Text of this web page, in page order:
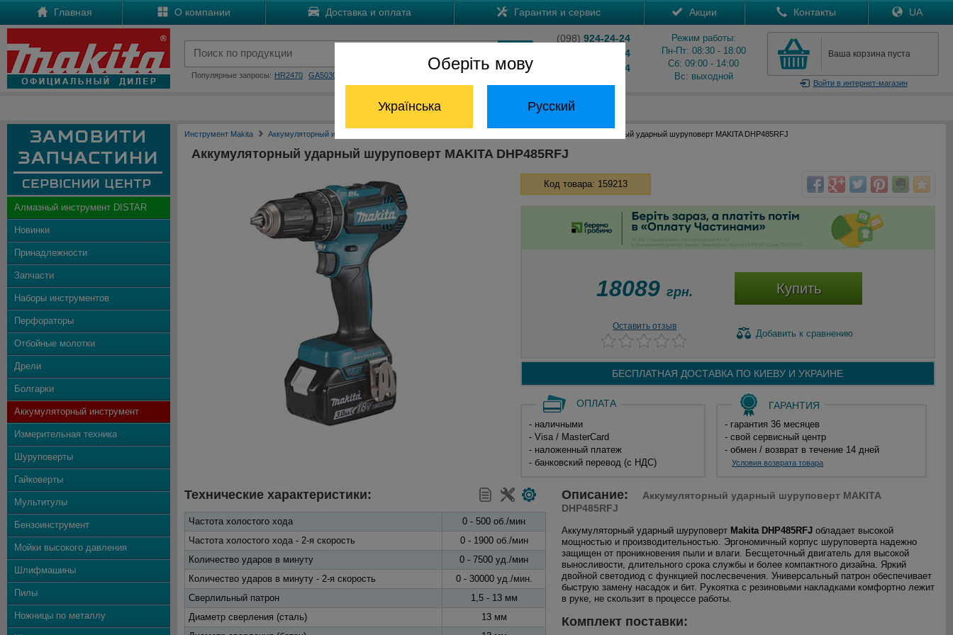
Оберіть мову
Українська Русский
Главная О компании Доставка и оплата Гарантия и сервис Акции Контакты UA
Популярные запросы: HR2470 GA5030
(098) 924-24-24
204-24-24
824-24-24
Режим работы:
Пн-Пт: 08:30 - 18:00
Сб: 09:00 - 14:00
Вс: выходной
Ваша корзина пуста
Войтив интернет-магазин
Отдел запчастей: (068) 824-24-24
Алмазный инструмент DISTAR
Новинки
Принадлежности
Запчасти
Наборы инструментов
Перфораторы
Отбойные молотки
Дрели
Болгарки
Аккумуляторный инструмент
Измерительная техника
Шуруповерты
Гайковерты
Мультитулы
Бензоинструмент
Мойки высокого давления
Шлифмашины
Пилы
Ножницы по металлу
Инструмент Makita Аккумуляторный инструмент Макита Аккумуляторный ударный шуруповерт MAKITA DHP485RFJ
Аккумуляторный ударный шуруповерт MAKITA DHP485RFJ
Код товара: 159213
18089грн. Купить
Оставить отзыв
Добавить к сравнению
БЕСПЛАТНАЯ ДОСТАВКА ПО КИЕВУ И УКРАИНЕ
ОПЛАТА
- наличными
- Visa / MasterCard
- наложенный платеж
- банковский перевод (с НДС)
ГАРАНТИЯ
- гарантия 36 месяцев
- свой сервисный центр
- обмен / возврат в течение 14 дней
Условия возврата товара
Технические характеристики:
Частота холостого хода
0 - 500 об./мин
Частота холостого хода - 2-я скорость
0 - 1900 об./мин
Количество ударов в минуту
0 - 7500 уд./мин
Количество ударов в минуту - 2-я скорость
0 - 30000 уд./мин.
Сверлильный патрон
1,5 - 13 мм
Диаметр сверления (сталь)
13 мм
Описание:
Аккумуляторный ударный шуруповерт MAKITA
DHP485RFJ
Аккумуляторный ударный шуруповерт Makita DHP485RFJ обладает высокой
мощностью и производительностью. Эргономичный корпус шуруповерта надежно
защищен от проникновения пыли и влаги. Бесщеточный двигатель для высокой
выносливости, длительного срока службы и более компактного дизайна. Яркий
двойной светодиод с функцией послесвечения. Универсальный патрон обеспечивает
быструю замену насадок и бит. Рукоятка с резиновыми накладками комфортно лежит
в руке, не скользит в процессе работы.
Комплект поставки: